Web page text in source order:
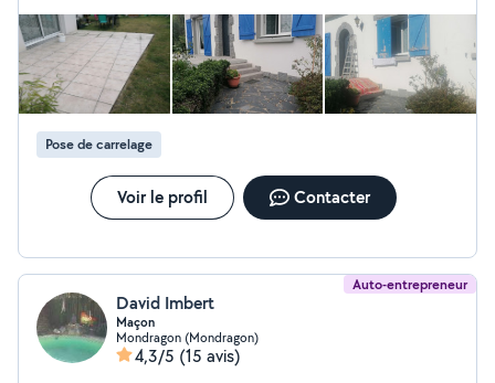
Pose de carrelage
Voir le profil Contacter
Auto-entrepreneur
David Imbert
Maçon
Mondragon (Mondragon)
4,3/5 (15 avis)